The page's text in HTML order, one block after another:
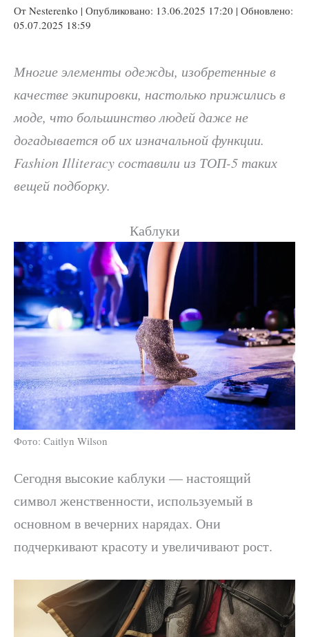
От Nesterenko | Опубликовано: 13.06.2025 17:20 | Обновлено:
05.07.2025 18:59
Многие элементы одежды, изобретенные в
качестве экипировки, настолько прижились в
моде, что большинство людей даже не
догадывается об их изначальной функции.
Fashion Illiteracy составили из ТОП-5 таких
вещей подборку.
Каблуки
Фото: Caitlyn Wilson
Сегодня высокие каблуки — настоящий
символ женственности, используемый в
основном в вечерних нарядах. Они
подчеркивают красоту и увеличивают рост.